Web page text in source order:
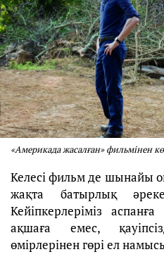
«Америкада жасалған» фильмінен
Келесі фильм де шынайы
жақта батырлық
Кейіпкерлеріміз
ақшаға емес,
өмірлерінен гөрі ел